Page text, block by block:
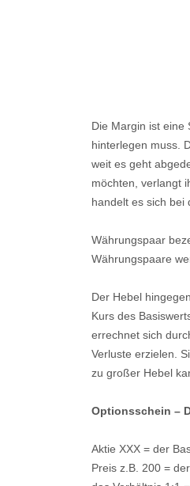
Die Margin ist eine
hinterlegen muss.
weit es geht
möchten, verlangt
handelt es sich bei
Währungspaar
Währungspaare
Der Hebel
Kurs des
errechnet sich
Verluste erzielen.
zu großer Hebel
Optionsschein –
Aktie XXX = der
Preis z.B. 200 =